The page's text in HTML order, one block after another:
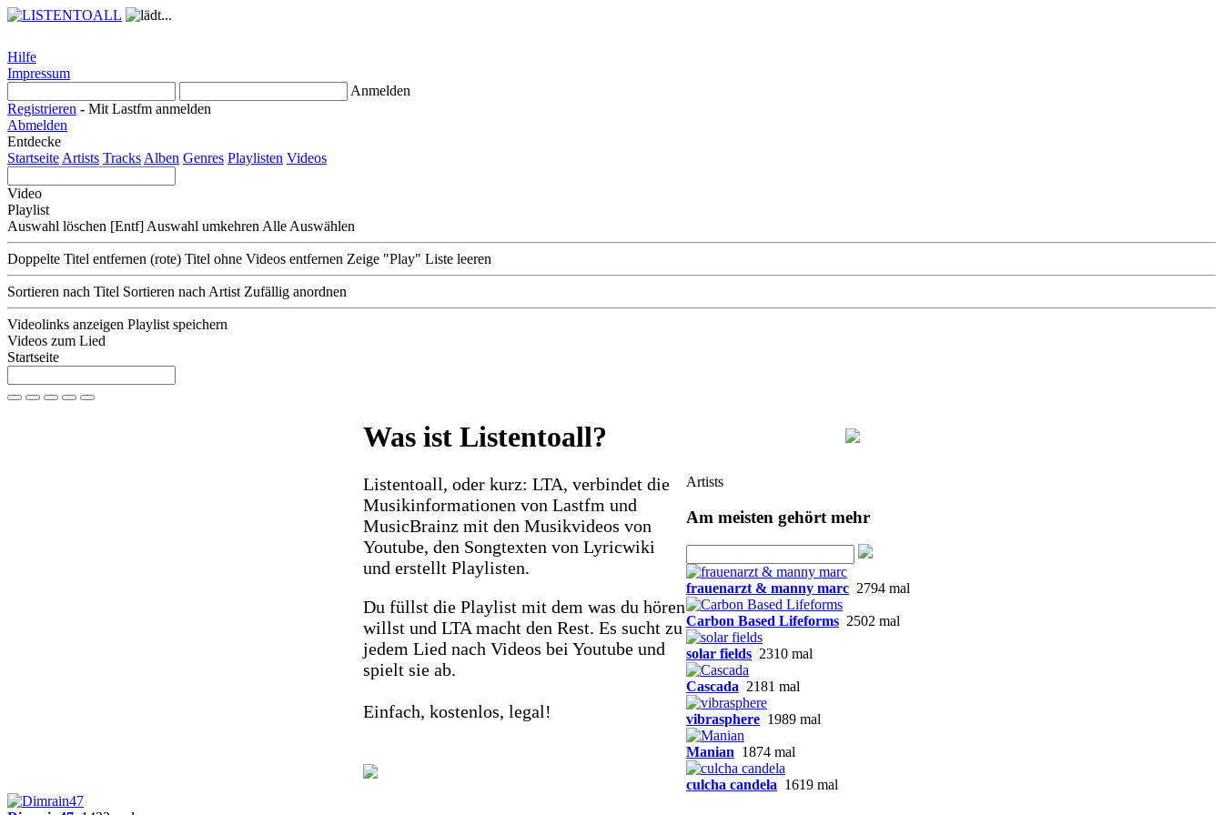
Hilfe
Impressum
Anmelden
Registrieren - Mit Lastfm anmelden
Abmelden
Entdecke
Startseite Artists Tracks Alben Genres Playlisten Videos
Video
Playlist
Auswahl löschen [Entf] Auswahl umkehren Alle Auswählen
Doppelte Titel entfernen (rote) Titel ohne Videos entfernen Zeige "Play" Liste leeren
Sortieren nach Titel Sortieren nach Artist Zufällig anordnen
Videolinks anzeigen Playlist speichern
Videos zum Lied
Startseite
Was ist Listentoall?
Listentoall, oder kurz: LTA, verbindet die
Musikinformationen von Lastfm und
MusicBrainz mit den Musikvideos von
Youtube, den Songtexten von Lyricwiki
und erstellt Playlisten.
Du füllst die Playlist mit dem was du hören
willst und LTA macht den Rest. Es sucht zu
jedem Lied nach Videos bei Youtube und
spielt sie ab.
Einfach, kostenlos, legal!
Artists
Am meisten gehörtmehr
frauenarzt & manny marc 2794 mal
Carbon Based Lifeforms 2502 mal
solar fields 2310 mal
Cascada 2181 mal
vibrasphere 1989 mal
Manian 1874 mal
culcha candela 1619 mal